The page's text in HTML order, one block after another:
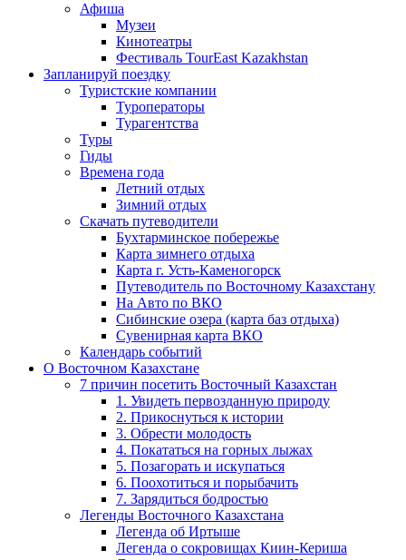
Афиша
Музеи
Кинотеатры
Фестиваль TourEast Kazakhstan
Запланируй поездку
Туристские компании
Туроператоры
Турагентства
Туры
Гиды
Времена года
Летний отдых
Зимний отдых
Скачать путеводители
Бухтарминское побережье
Карта зимнего отдыха
Карта г. Усть-Каменогорск
Путеводитель по Восточному Казахстану
На Авто по ВКО
Сибинские озера (карта баз отдыха)
Сувенирная карта ВКО
Календарь событий
О Восточном Казахстане
7 причин посетить Восточный Казахстан
1. Увидеть первозданную природу
2. Прикоснуться к истории
3. Обрести молодость
4. Покататься на горных лыжах
5. Позагорать и искупаться
6. Поохотиться и порыбачить
7. Зарядиться бодростью
Легенды Восточного Казахстана
Легенда об Иртыше
Легенда о сокровищах Киин-Кериша